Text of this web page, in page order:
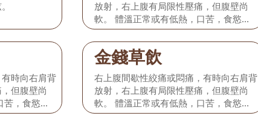
放射，右上腹有局限性壓痛，但腹壁尚
軟。 體溫正常或有低熱，口苦，食慾減
退，或有輕度噁心嘔吐，無黃疸，舌淡
紅，苔微黃，脈弦細或弦緊。 本型相當
於發病初期的膽絞痛或單純性急性膽囊
炎。
時向右肩背
但腹壁尚
，食慾減
疸，舌淡
金錢草飲
右上腹間歇性絞痛或悶痛，有時向右肩背
放射，右上腹有局限性壓痛，但腹壁尚
軟。 體溫正常或有低熱，口苦，食慾減
退，或有輕度噁心嘔吐，無黃疸，舌淡